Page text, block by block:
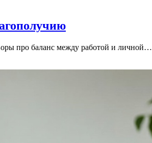
про баланс между работой и личной…